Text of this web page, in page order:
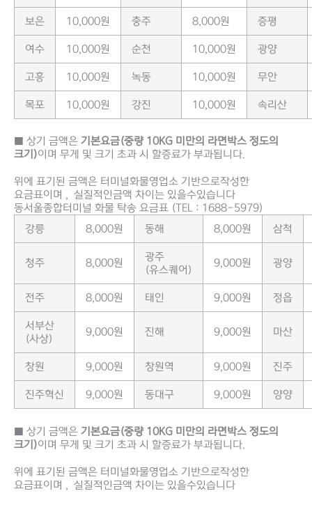
보은 10,000원 충주 8,000원 증평
여수 10,000원 순천 10,000원 광양
고흥 10,000원 녹동 10,000원 무안
목포 10,000원 강진 10,000원 속리산
■ 상기 금액은 기본요금(중량 10KG 미만의 라면박스 정도의
크기)이며 무게 및 크기 초과 시 할증료가 부과됩니다.
위에 표기된 금액은 터미널화물영업소 기반으로작성한
요금표이며 , 실질적인금액 차이는 있을수있습니다
동서울종합터미널 화물 탁송 요금표 (TEL : 1688-5979)
강릉
8,000원 동해 8,000원 삼척
청주 8,000원
광주
(유스퀘어)
9,000원 광양
전주 8,000원 태인 9,000원 정읍
서부산
(사상)
9,000원 진해 9,000원 마산
창원 9,000원 창원역 9,000원 진주
진주혁신 9,000원 동대구 9,000원 양양
■ 상기 금액은 기본요금(중량 10KG 미만의 라면박스 정도의
크기)이며 무게 및 크기 초과 시 할증료가 부과됩니다.
위에 표기된 금액은 터미널화물영업소 기반으로작성한
요금표이며 , 실질적인금액 차이는 있을수있습니다